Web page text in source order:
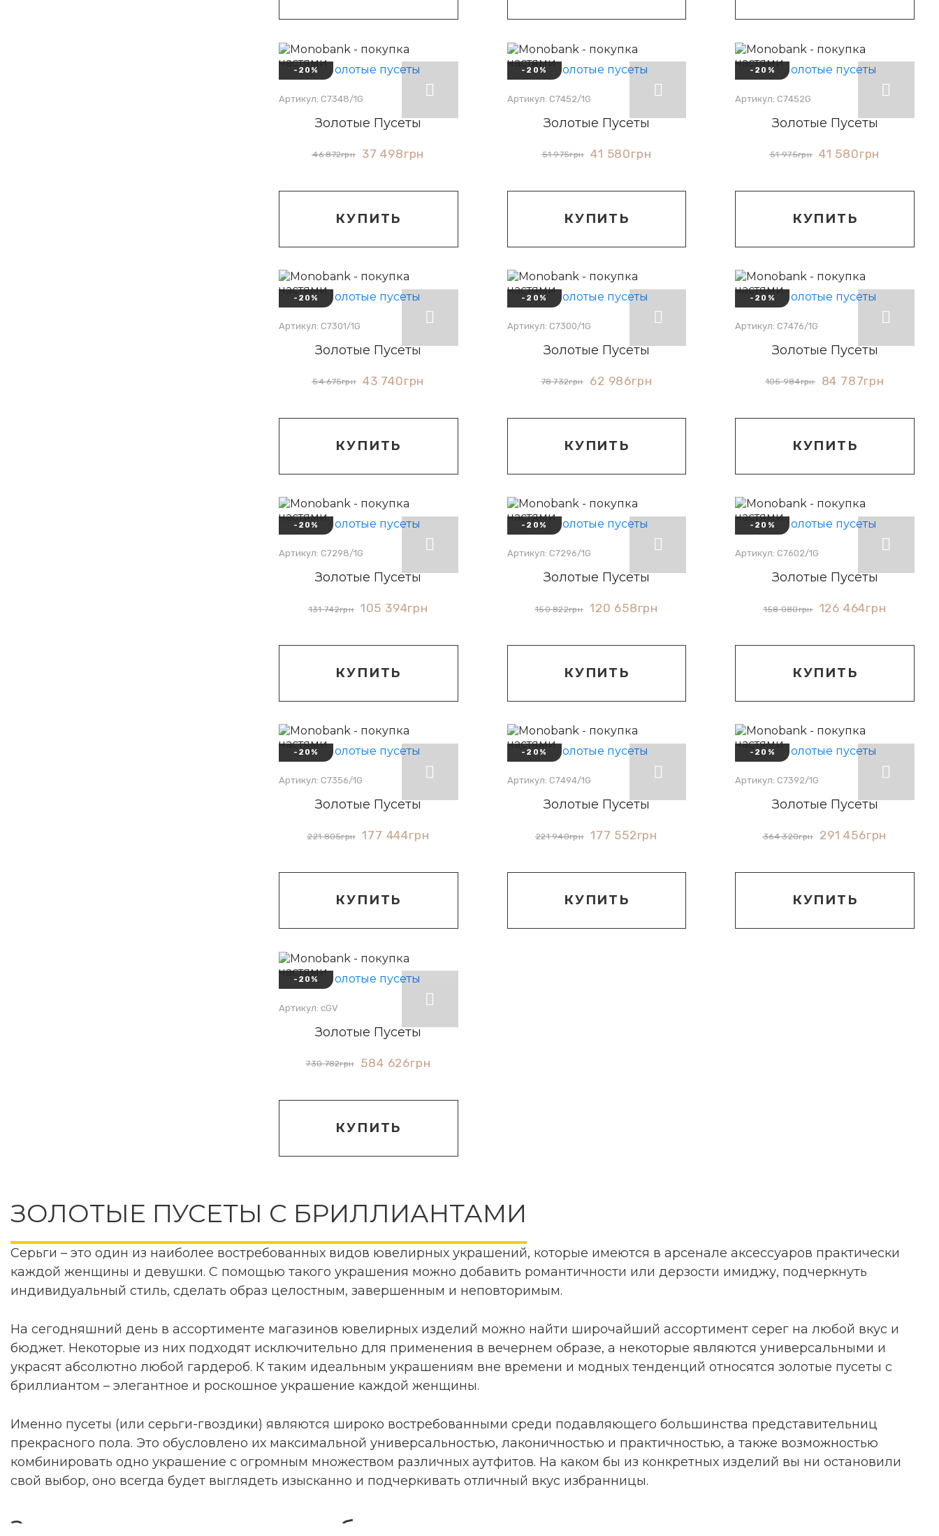
ЗОЛОТЫЕ ПУСЕТЫ С БРИЛЛИАНТАМИ
Серьги – это один из наиболее востребованных видов ювелирных украшений, которые имеются в арсенале аксессуаров практически
каждой женщины и девушки. С помощью такого украшения можно добавить романтичности или дерзости имиджу, подчеркнуть
индивидуальный стиль, сделать образ целостным, завершенным и неповторимым.
На сегодняшний день в ассортименте магазинов ювелирных изделий можно найти широчайший ассортимент серег на любой вкус и
бюджет. Некоторые из них подходят исключительно для применения в вечернем образе, а некоторые являются универсальными и
украсят абсолютно любой гардероб. К таким идеальным украшениям вне времени и модных тенденций относятся золотые пусеты с
бриллиантом – элегантное и роскошное украшение каждой женщины.
Именно пусеты (или серьги-гвоздики) являются широко востребованными среди подавляющего большинства представительниц
прекрасного пола. Это обусловлено их максимальной универсальностью, лаконичностью и практичностью, а также возможностью
комбинировать одно украшение с огромным множеством различных аутфитов. На каком бы из конкретных изделий вы ни остановили
свой выбор, оно всегда будет выглядеть изысканно и подчеркивать отличный вкус избранницы.
Золотые серьги гвоздики с бриллиантами для стильных модниц
-20%
Артикул: С7348/1G
Золотые Пусеты
46 872грн 37 498грн
КУПИТЬ
-20%
Артикул: С7452/1G
Золотые Пусеты
51 975грн 41 580грн
КУПИТЬ
-20%
Артикул: С7452G
Золотые Пусеты
51 975грн 41 580грн
КУПИТЬ
-20%
Артикул: С7301/1G
Золотые Пусеты
54 675грн 43 740грн
КУПИТЬ
-20%
Артикул: С7300/1G
Золотые Пусеты
78 732грн 62 986грн
КУПИТЬ
-20%
Артикул: С7476/1G
Золотые Пусеты
105 984грн 84 787грн
КУПИТЬ
-20%
Артикул: С7298/1G
Золотые Пусеты
131 742грн 105 394грн
КУПИТЬ
-20%
Артикул: С7296/1G
Золотые Пусеты
150 822грн 120 658грн
КУПИТЬ
-20%
Артикул: С7602/1G
Золотые Пусеты
158 080грн 126 464грн
КУПИТЬ
-20%
Артикул: С7356/1G
Золотые Пусеты
221 805грн 177 444грн
КУПИТЬ
-20%
Артикул: С7494/1G
Золотые Пусеты
221 940грн 177 552грн
КУПИТЬ
-20%
Артикул: С7392/1G
Золотые Пусеты
364 320грн 291 456грн
КУПИТЬ
-20%
Артикул: сGV
Золотые Пусеты
730 782грн 584 626грн
КУПИТЬ